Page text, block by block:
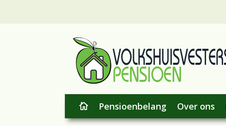
 Pensioenbelang Over ons